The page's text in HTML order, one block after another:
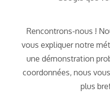
Rencontrons-nous !
vous expliquer notre
une démonstration
coordonnées, nous
plus